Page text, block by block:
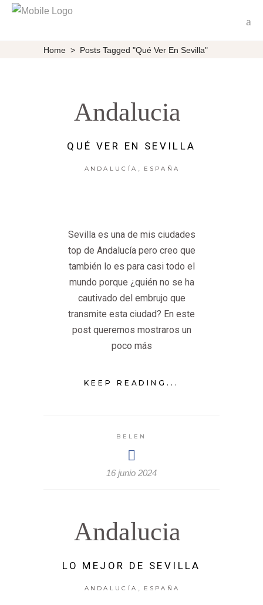
Home > Posts Tagged "qué Ver En Sevilla"
Andalucia
QUÉ VER EN SEVILLA
ANDALUCÍA , ESPAÑA
Sevilla es una de mis ciudades
top de Andalucía pero creo que
también lo es para casi todo el
mundo porque ¿quién no se ha
cautivado del embrujo que
transmite esta ciudad? En este
post queremos mostraros un
poco más
KEEP READING...
BELEN
16 junio 2024
Andalucia
LO MEJOR DE SEVILLA
ANDALUCÍA , ESPAÑA